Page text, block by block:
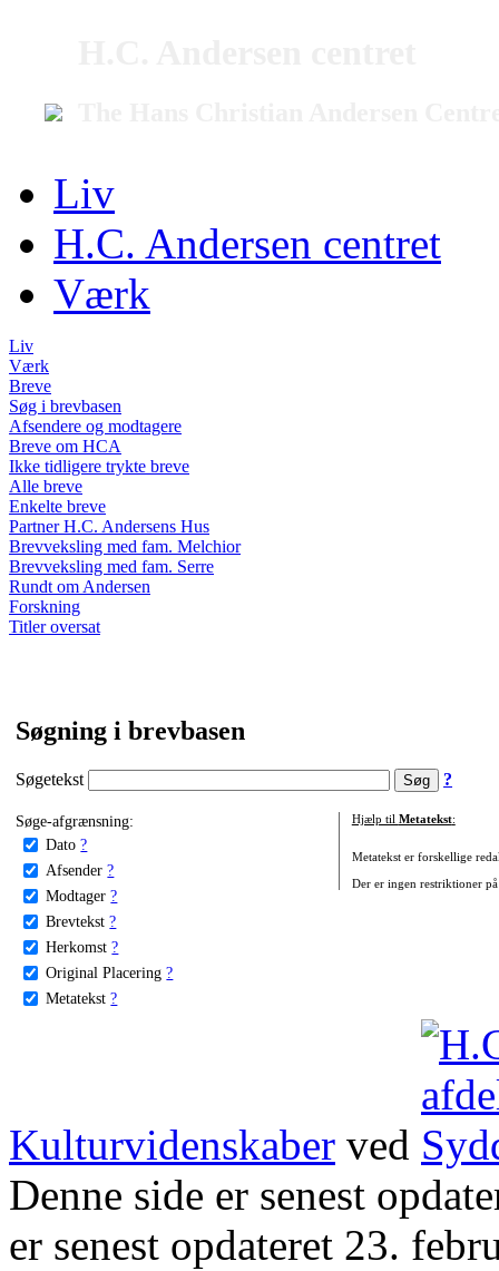
Liv
H.C. Andersen centret
Værk
Liv
Værk
Breve
Søg i brevbasen
Afsendere og modtagere
Breve om HCA
Ikke tidligere trykte breve
Alle breve
Enkelte breve
Partner H.C. Andersens Hus
Brevveksling med fam. Melchior
Brevveksling med fam. Serre
Rundt om Andersen
Forskning
Titler oversat
Søgning i brevbasen
Søgetekst ?
Søge-afgrænsning:
Dato ?
Afsender ?
Modtager ?
Brevtekst ?
Herkomst ?
Original Placering ?
Metatekst ?
Hjælp til Metatekst:
Metatekst er forskellige
Der er ingen restriktioner
Kulturvidenskaber ved
Denne side er senest
er senest opdateret 23.